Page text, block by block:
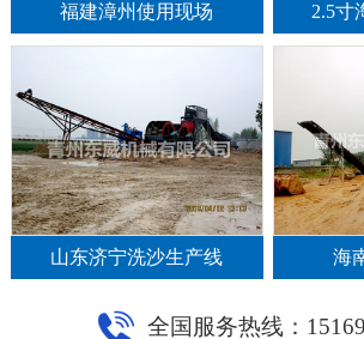
福建漳州使用现场 2.5寸
山东济宁洗沙生产线 海
全国服务热线：